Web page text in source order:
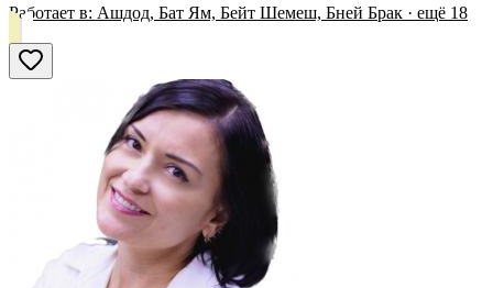
Работает в: Ашдод, Бат Ям, Бейт Шемеш, Бней Брак · ещё 18